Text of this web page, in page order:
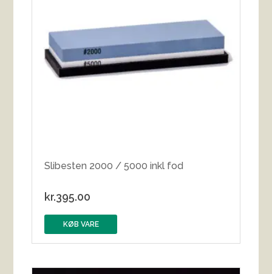
Slibesten 2000 / 5000 inkl fod
kr.395.00
KØB VARE